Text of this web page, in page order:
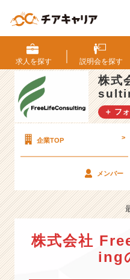
式
会
社
F
r
e
e
f
e
u
l
t
求人を探す 説明会を探す
株式
＋ フ
企業TOP >
メンバー
株式会社
ing